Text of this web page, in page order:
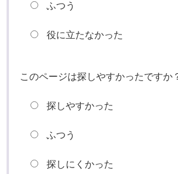
ふつう
役に立たなかった
このページは探しやすかったですか
探しやすかった
ふつう
探しにくかった